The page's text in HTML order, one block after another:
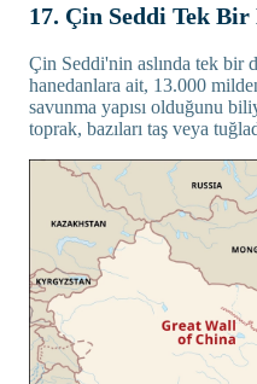
17. Çin Seddi Tek
Çin Seddi'nin aslında tek bir
hanedanlara ait, 13.000
savunma yapısı olduğunu
toprak, bazıları taş veya